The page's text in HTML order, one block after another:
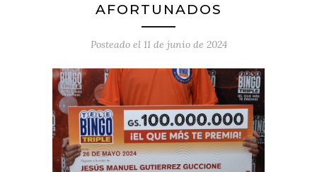
AFORTUNADOS
Posteado el 11 de junio de 2024